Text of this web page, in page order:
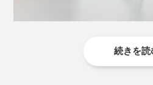
原稿を書く際は、カフェなど
続きを読